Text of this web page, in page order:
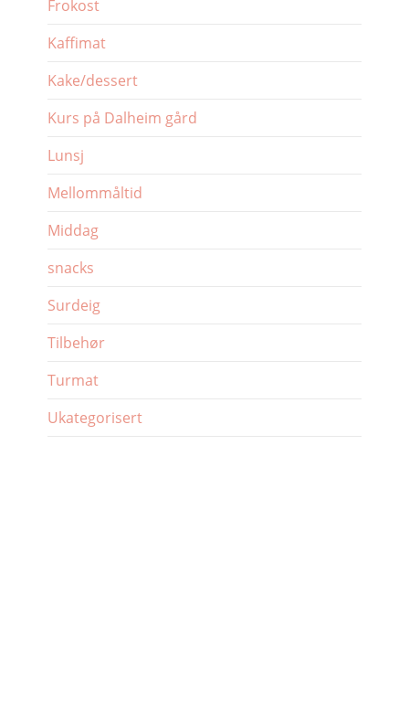
Frokost
Kaffimat
Kake/dessert
Kurs på Dalheim gård
Lunsj
Mellommåltid
Middag
snacks
Surdeig
Tilbehør
Turmat
Ukategorisert